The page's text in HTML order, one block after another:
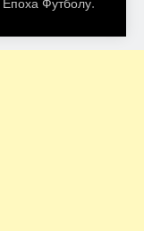
Епоха Футболу.